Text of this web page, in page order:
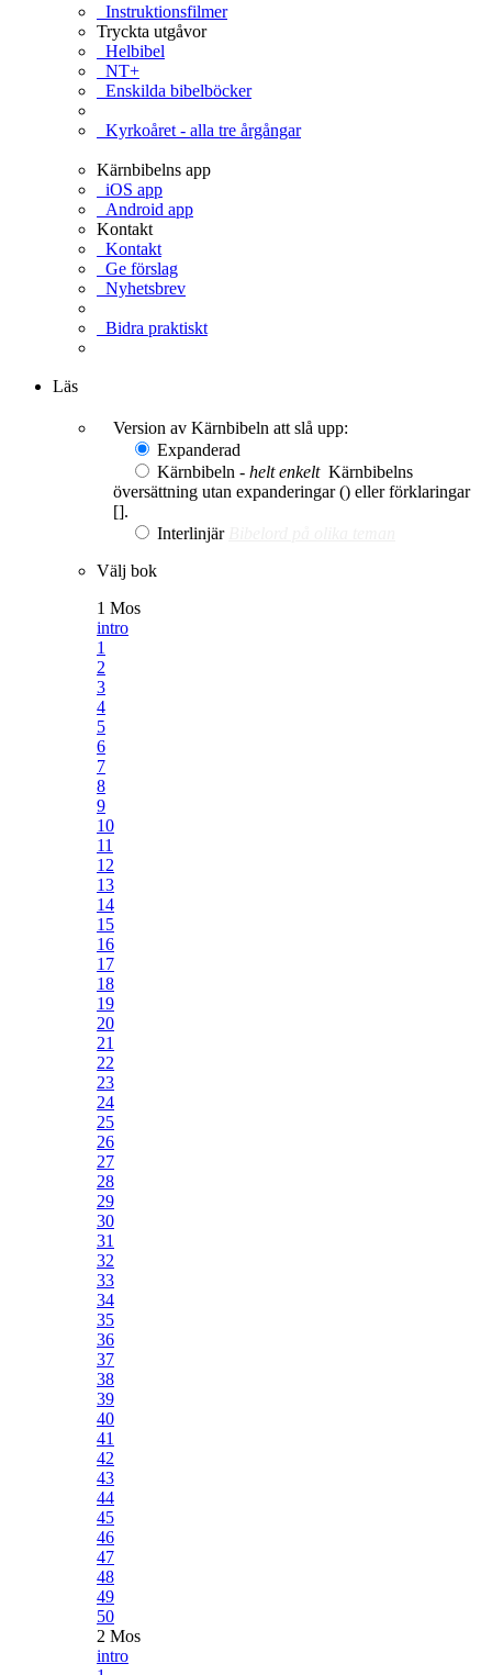
Instruktionsfilmer
Tryckta utgåvor
Helbibel
NT+
Enskilda bibelböcker
Kyrkoåret - alla tre årgångar
Kärnbibelns app
iOS app
Android app
Kontakt
Kontakt
Ge förslag
Nyhetsbrev
Bidra praktiskt
Läs
Version av Kärnbibeln att slå upp:
Expanderad
Kärnbibeln - helt enkelt Kärnbibelns
översättning utan expanderingar () eller förklaringar
[].
Interlinjär
Välj bok
1 Mos
intro
1
2
3
4
5
6
7
8
9
10
11
12
13
14
15
16
17
18
19
20
21
22
23
24
25
26
27
28
29
30
31
32
33
34
35
36
37
38
39
40
41
42
43
44
45
46
47
48
49
50
2 Mos
intro